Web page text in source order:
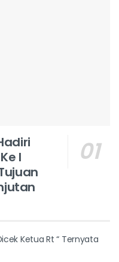
I
Ketua Rt “ Ternyata